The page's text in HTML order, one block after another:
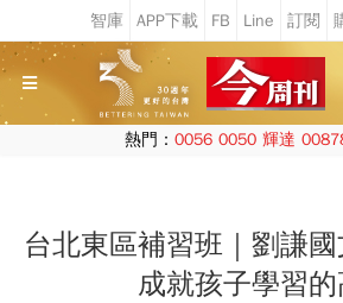
熱門： 0056 0050 輝達
台北東區補習班｜劉謙
成就孩子學習